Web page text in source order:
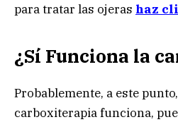
para tratar las ojeras haz
¿Sí Funciona la
Probablemente, a este
carboxiterapia funciona,